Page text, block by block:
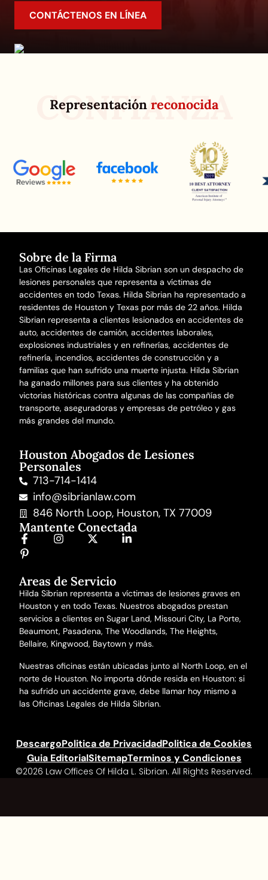
CONTÁCTENOS EN LÍNEA
Representación reconocida
CONFIANZA
Sobre de la Firma
Las Oficinas Legales de Hilda Sibrian son un despacho de
lesiones personales que representa a víctimas de
accidentes en todo Texas. Hilda Sibrian ha representado a
residentes de Houston y Texas por más de 22 años. Hilda
Sibrian representa a clientes lesionados enaccidentes de
auto,accidentes de camión,accidentes laborales,
explosiones industriales y en refinerías,accidentes de
refinería, incendios,accidentes de construcción y a
familias que han sufrido una muerte injusta. Hilda Sibrian
ha ganado millones para sus clientes y ha obtenido
victorias históricas contra algunas de las compañías de
transporte, aseguradoras y empresas de petróleo y gas
más grandes del mundo.
Houston Abogados de Lesiones
Personales
713-714-1414
info@sibrianlaw.com
846 North Loop, Houston, TX 77009
Mantente Conectada
Areas de Servicio
Hilda Sibrian representa a víctimas de lesiones graves en
Houston y en todo Texas. Nuestros abogados prestan
servicios a clientes en Sugar Land, Missouri City, La Porte,
Beaumont, Pasadena, The Woodlands, The Heights,
Bellaire, Kingwood, Baytown y más.
Nuestras oficinas están ubicadas junto al North Loop, en el
norte de Houston. No importa dónde resida en Houston: si
ha sufrido un accidente grave, debe llamar hoy mismo a
las Oficinas Legales de Hilda Sibrian.
DescargoPolitica de PrivacidadPolitica de Cookies
Guia EditorialSitemapTerminos y Condiciones
©2026 Law Offices Of Hilda L. Sibrian. All Rights Reserved.